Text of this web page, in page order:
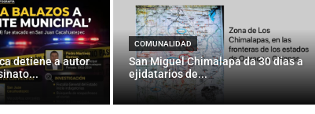
detiene a autor
COMUNALIDAD
San Miguel Chimalapa da 30 días a
ejidatarios de...
LA COYUNTURA
chingas maestro
- 29/07/2016